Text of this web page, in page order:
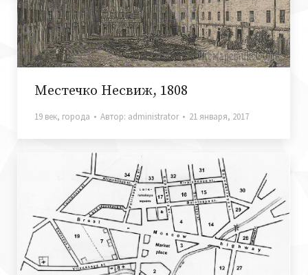
Местечко Несвиж, 1808
19 век, города Автор: administrator 21 января, 2017